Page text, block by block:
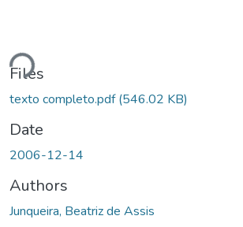
Loading...
Files
texto completo.pdf(546.02 KB)
Date
2006-12-14
Authors
Junqueira, Beatriz de Assis